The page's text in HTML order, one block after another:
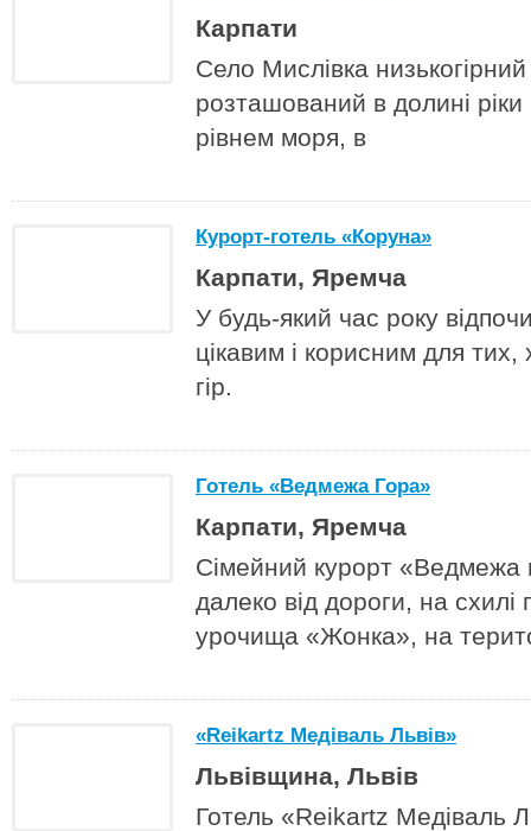
Карпати
Село Мислівка
розташований в долині
рівнем моря, в
Курорт-готель «Коруна»
Карпати, Яремча
У будь-який час року
цікавим і корисним для
гір.
Готель «Ведмежа Гора»
Карпати, Яремча
Сімейний курорт «Ведмежа
далеко від дороги, на
урочища «Жонка», на
«Reikartz Медіваль Львів»
Львівщина, Львів
Готель «Reikartz Медіваль